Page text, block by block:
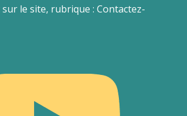
le site, rubrique : Contactez-